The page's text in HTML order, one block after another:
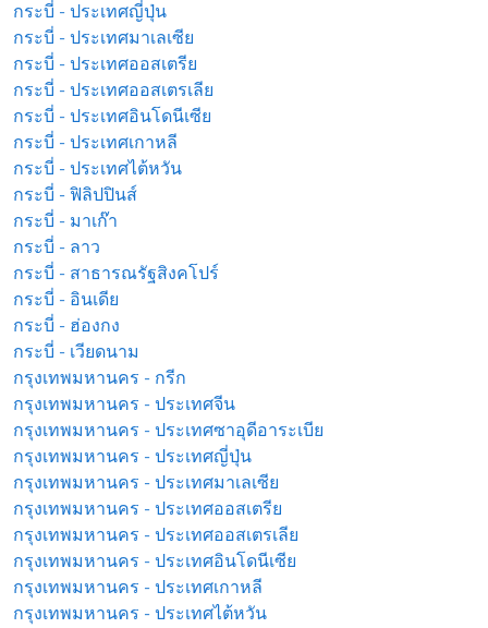
กระบี่ - ประเทศญี่ปุ่น
กระบี่ - ประเทศมาเลเซีย
กระบี่ - ประเทศออสเตรีย
กระบี่ - ประเทศออสเตรเลีย
กระบี่ - ประเทศอินโดนีเซีย
กระบี่ - ประเทศเกาหลี
กระบี่ - ประเทศไต้หวัน
กระบี่ - ฟิลิปปินส์
กระบี่ - มาเก๊า
กระบี่ - ลาว
กระบี่ - สาธารณรัฐสิงคโปร์
กระบี่ - อินเดีย
กระบี่ - ฮ่องกง
กระบี่ - เวียดนาม
กรุงเทพมหานคร - กรีก
กรุงเทพมหานคร - ประเทศจีน
กรุงเทพมหานคร - ประเทศซาอุดีอาระเบีย
กรุงเทพมหานคร - ประเทศญี่ปุ่น
กรุงเทพมหานคร - ประเทศมาเลเซีย
กรุงเทพมหานคร - ประเทศออสเตรีย
กรุงเทพมหานคร - ประเทศออสเตรเลีย
กรุงเทพมหานคร - ประเทศอินโดนีเซีย
กรุงเทพมหานคร - ประเทศเกาหลี
กรุงเทพมหานคร - ประเทศไต้หวัน